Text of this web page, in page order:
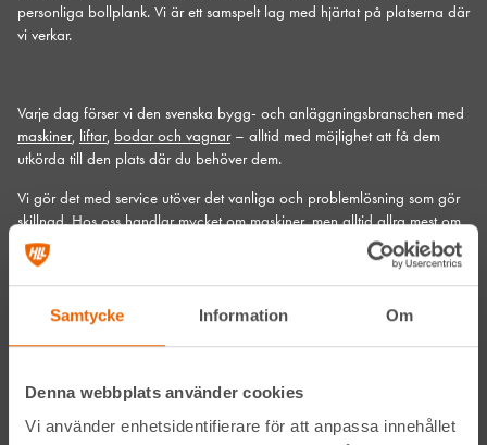
Samtycke Information Om
Denna webbplats använder cookies
Vi använder enhetsidentifierare för att anpassa innehållet
personliga bollplank. Vi är ett samspelt lag med hjärtat på platserna där
vi verkar.
Varje dag förser vi den svenska bygg- och anläggningsbranschen med
maskiner, liftar, bodar och vagnar– alltid med möjlighet att få dem
utkörda till den plats där du behöver dem.
Vi gör det med service utöver det vanliga och problemlösning som gör
skillnad. Hos oss handlar mycket om maskiner, men alltid allra mest om
människor och relationer. Välkommen in till din närmsta depå!
Kontakta din närmaste depå